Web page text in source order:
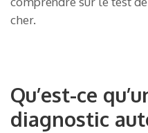
cher.
Qu’est-ce
diagnostic